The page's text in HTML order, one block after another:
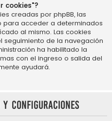
cookies"?
creadas por phpBB, las
para acceder a determinados
al mismo. Las cookies
seguimiento de la navegación
ha habilitado la
con el ingreso o salida del
ayudará.
configuraciones